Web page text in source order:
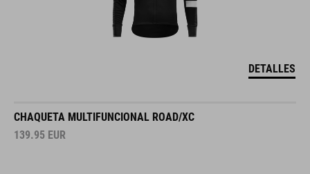
DETALLES
CHAQUETA MULTIFUNCIONAL ROAD/XC
139.95 EUR